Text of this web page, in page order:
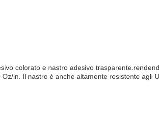
colorato e nastro adesivo
in. Il nastro è anche altamente resistente agli